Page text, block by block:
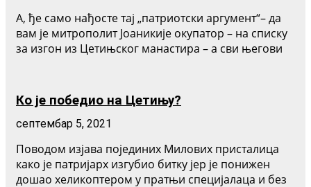
А, ђе само нађосте тај „патриотски аргумент“– да
вам је митрополит Јоаникије окупатор – на списку
за изгон из Цетињског манастира – а сви његови
Ко је победио на Цетињу?
септембар 5, 2021
Поводом изјава појединих Милових присталица
како је патријарх изгубио битку јер је понижен
дошао хеликоптером у пратњи специјалаца и без